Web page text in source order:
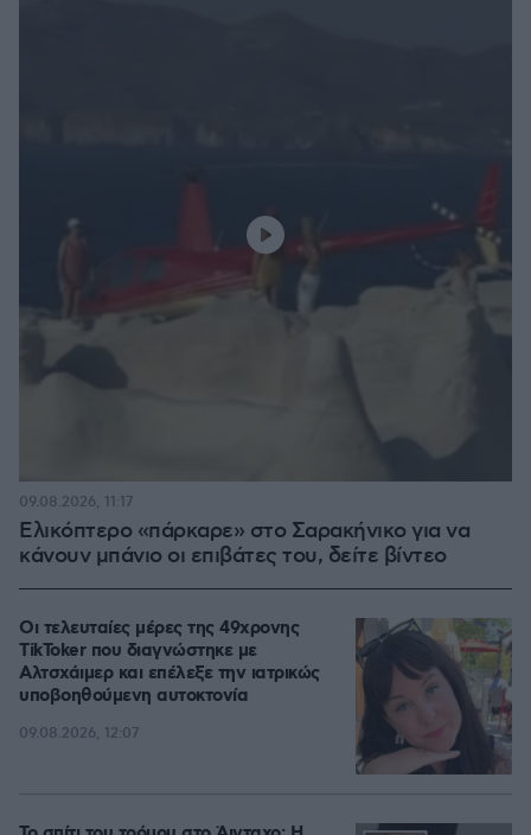
Ελικόπτερο «πάρκαρε» στο Σαρακήνικο για να
κάνουν μπάνιο οι επιβάτες του, δείτε βίντεο
09.08.2026, 11:17
Οι τελευταίες μέρες της 49χρονης
TikToker που διαγνώστηκε με
Αλτσχάιμερ και επέλεξε την ιατρικώς
υποβοηθούμενη αυτοκτονία
09.08.2026, 12:07